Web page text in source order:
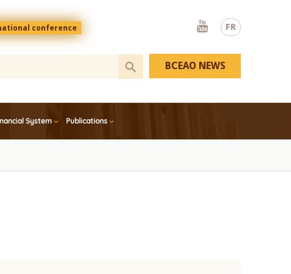
FR
conference
Youtube
System Publications
BCEAO NEWS